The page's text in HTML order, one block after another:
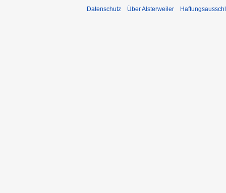
Datenschutz Über Alsterweiler